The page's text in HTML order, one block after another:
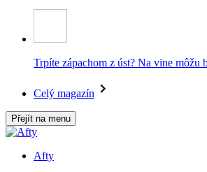
Trpíte zápachom z úst? Na vine môžu
Celý magazín
Přejít na menu
Afty